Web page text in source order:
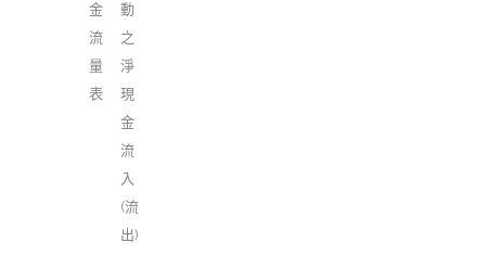
金
流
量
表
動
之
淨
現
金
流
入
(流
出)